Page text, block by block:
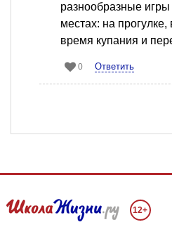
разнообразные
местах: на
время купания и
0 Ответить
12+